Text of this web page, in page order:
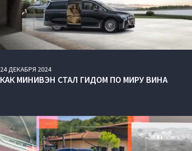
24ДЕКАБРЯ 2024
КАК МИНИВЭН СТАЛ ГИДОМ ПО МИРУ ВИНА